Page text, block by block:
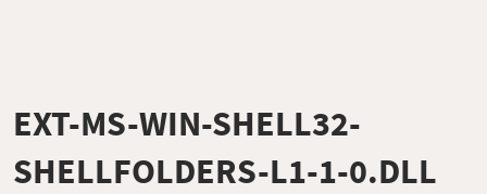
EXT-MS-WIN-SHELL32-
SHELLFOLDERS-L1-1-0.DLL